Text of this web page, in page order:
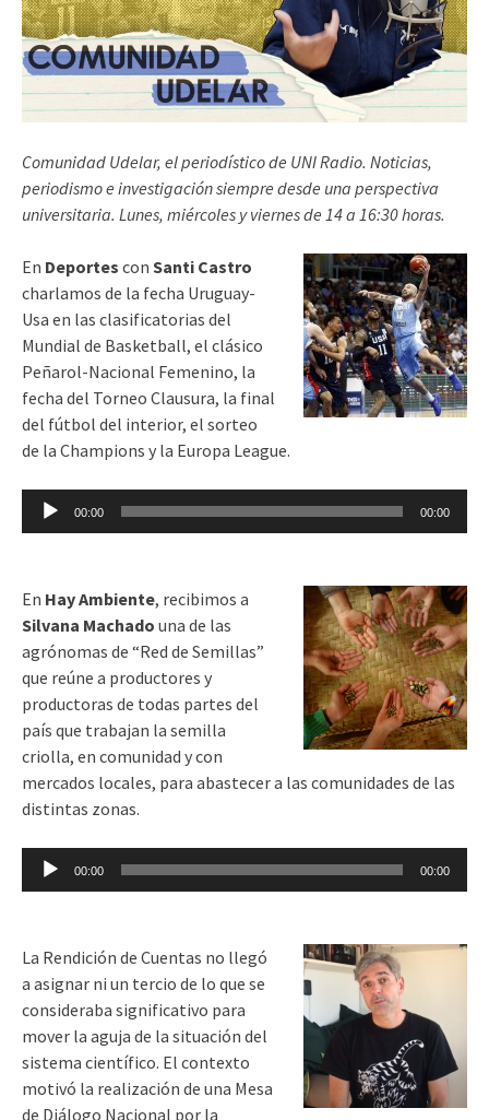
Comunidad Udelar, el periodístico de UNI Radio. Noticias,
periodismo e investigación siempre desde una perspectiva
universitaria. Lunes, miércoles y viernes de 14 a 16:30 horas.
En Deportes con Santi Castro
charlamos de la fecha Uruguay-
Usa en las clasificatorias del
Mundial de Basketball, el clásico
Peñarol-Nacional Femenino, la
fecha del Torneo Clausura, la final
del fútbol del interior, el sorteo
de la Champions y la Europa League.
Reproductor
00:00 00:00
En Hay Ambiente, recibimos a
Silvana Machado una de las
agrónomas de “Red de Semillas”
que reúne a productores y
productoras de todas partes del
país que trabajan la semilla
criolla, en comunidad y con
mercados locales, para abastecer a las comunidades de las
distintas zonas.
Reproductor
00:00 00:00
La Rendición de Cuentas no llegó
a asignar ni un tercio de lo que se
consideraba significativo para
mover la aguja de la situación del
sistema científico. El contexto
motivó la realización de una Mesa
de Diálogo Nacional por la